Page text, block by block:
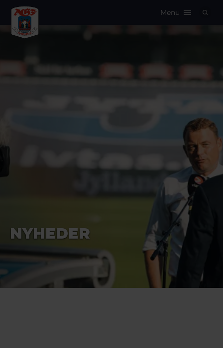
Menu
NYHEDER